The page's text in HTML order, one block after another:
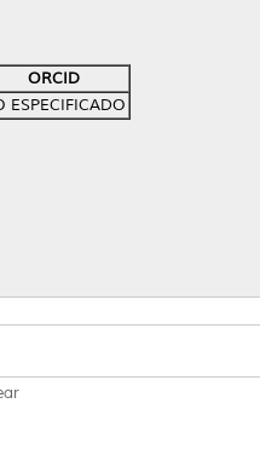
ORCID
ESPECIFICADO